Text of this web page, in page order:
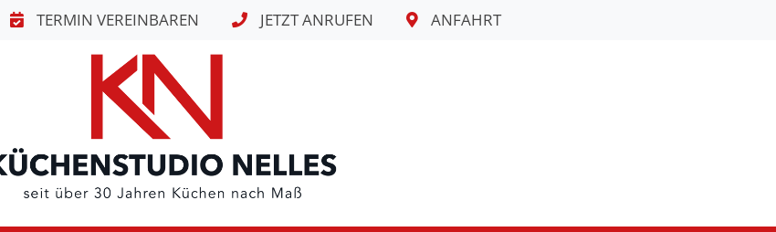
TERMIN VEREINBAREN JETZT ANRUFEN ANFAHRT